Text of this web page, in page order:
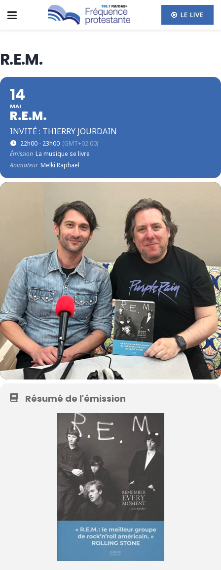
LE LIVE
R.E.M.
14
MAI
R.E.M.
INVITÉ : THIERRY JOURDAIN
22h00 - 23h00 (GMT+02:00)
Émission La musique se livre
Animateur Melki Raphael
Résumé de l'émission